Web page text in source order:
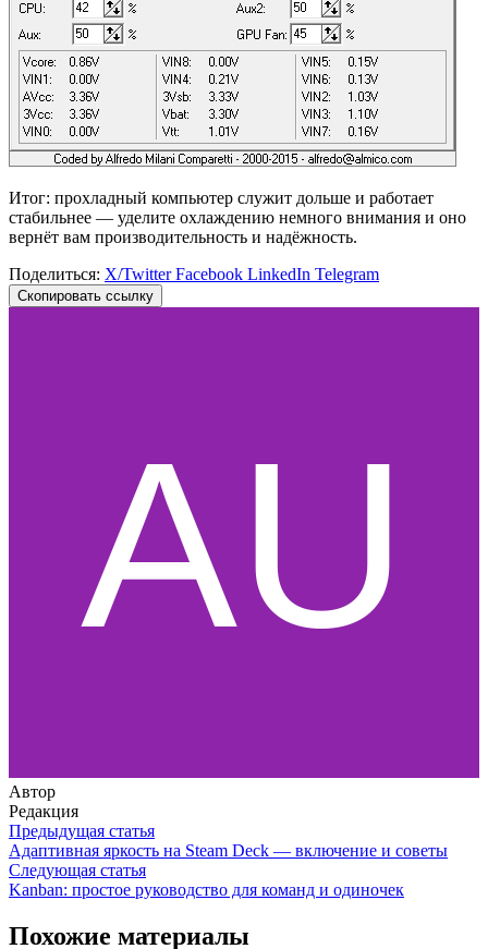
Итог: прохладный компьютер служит дольше и работает
стабильнее — уделите охлаждению немного внимания и оно
вернёт вам производительность и надёжность.
Поделиться: X/TwitterFacebook LinkedIn Telegram
Скопировать ссылку
Автор
Редакция
Предыдущая статья
Адаптивная яркость на Steam Deck — включение и советы
Следующая статья
Kanban: простое руководство для команд и одиночек
Похожие материалы